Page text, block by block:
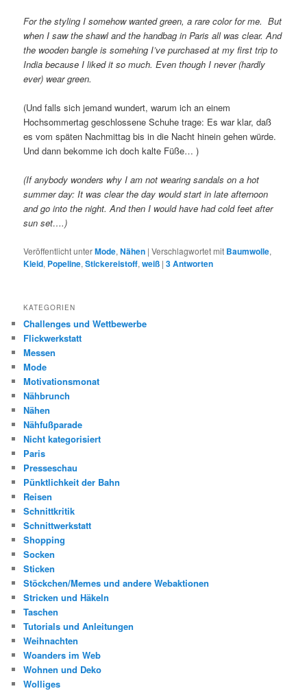
For the styling I somehow wanted green, a rare color for me. But
when I saw the shawl and the handbag in Paris all was clear. And
the wooden bangle is somehing I’ve purchased at my first trip to
India because I liked it so much. Even though I never (hardly
ever) wear green.
(Und falls sich jemand wundert, warum ich an einem
Hochsommertag geschlossene Schuhe trage: Es war klar, daß
es vom späten Nachmittag bis in die Nacht hinein gehen würde.
Und dann bekomme ich doch kalte Füße… )
(If anybody wonders why I am not wearing sandals on a hot
summer day: It was clear the day would start in late afternoon
and go into the night. And then I would have had cold feet after
sun set….)
Veröffentlicht unterMode,Nähen |Verschlagwortet mit Baumwolle,
Kleid, Popeline,Stickereistoff,weiß |3Antworten
KATEGORIEN
Challenges und Wettbewerbe
Flickwerkstatt
Messen
Mode
Motivationsmonat
Nähbrunch
Nähen
Nähfußparade
Nicht kategorisiert
Paris
Presseschau
Pünktlichkeit der Bahn
Reisen
Schnittkritik
Schnittwerkstatt
Shopping
Socken
Sticken
Stöckchen/Memes und andere Webaktionen
Stricken und Häkeln
Taschen
Tutorials und Anleitungen
Weihnachten
Woanders im Web
Wohnen und Deko
Wolliges